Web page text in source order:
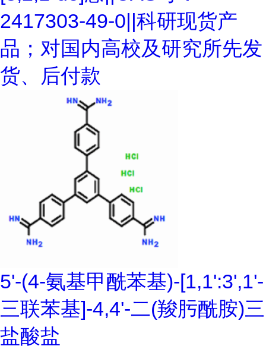
2417303-49-0||科研现货产
品；对国内高校及研究所先发
货、后付款
5'-(4-氨基甲酰苯基)-[1,1':3',1'-
三联苯基]-4,4'-二(羧肟酰胺)三
盐酸盐